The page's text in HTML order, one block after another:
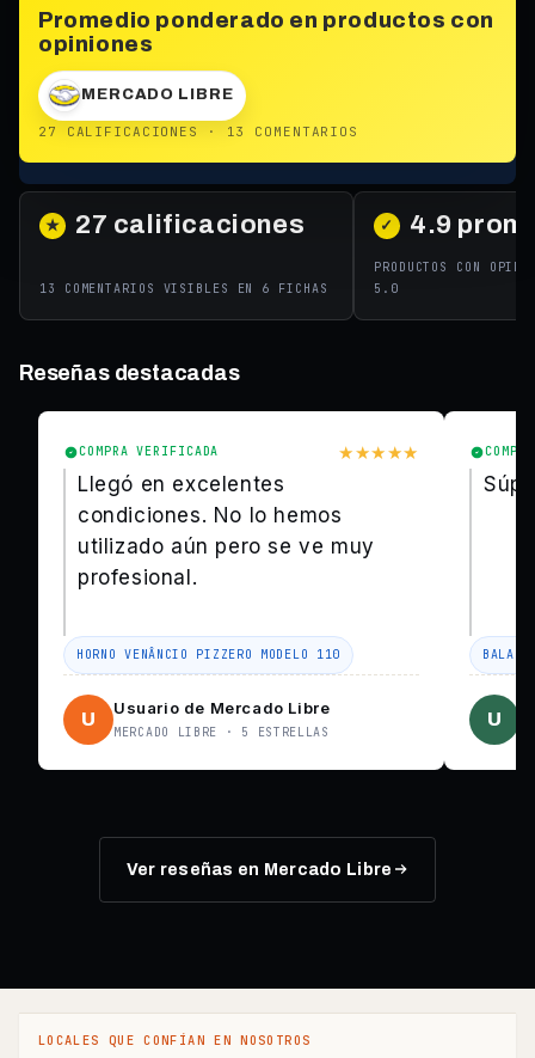
Promedio ponderado en productos con
opiniones
MERCADO LIBRE
27 CALIFICACIONES · 13 COMENTARIOS
★ 27 calificaciones
13 COMENTARIOS VISIBLES EN 6 FICHAS
✓ 4.9
PRODUCTOS CON
5.0
Reseñas destacadas
COMPRA VERIFICADA ★★★★★
Llegó en excelentes
condiciones. No lo hemos
utilizado aún pero se ve muy
profesional.
HORNO VENÂNCIO PIZZERO MODELO 110
U
Usuario de Mercado Libre
MERCADO LIBRE · 5 ESTRELLAS
U
Ver reseñas en Mercado Libre
LOCALES QUE CONFÍAN EN NOSOTROS